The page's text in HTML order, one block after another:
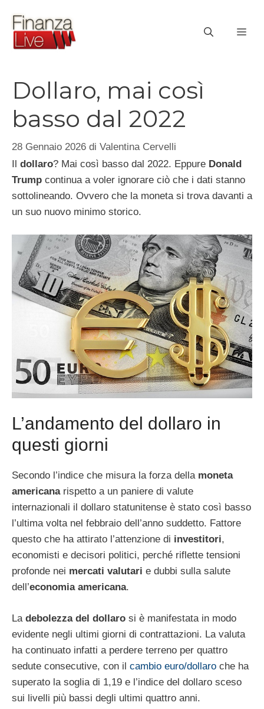
contenuto
Dollaro, mai così
basso dal 2022
28 Gennaio 2026 di Valentina Cervelli
Il dollaro? Mai così basso dal 2022. Eppure Donald
Trump continua a voler ignorare ciò che i dati stanno
sottolineando. Ovvero che la moneta si trova davanti a
un suo nuovo minimo storico.
L’andamento del dollaro in
questi giorni
Secondo l’indice che misura la forza della moneta
americanarispetto a un paniere di valute
internazionali il dollaro statunitense è stato così basso
l’ultima volta nel febbraio dell’anno suddetto. Fattore
questo che ha attirato l’attenzione di investitori,
economisti e decisori politici, perché riflette tensioni
profonde nei mercati valutari e dubbi sulla salute
dell’economia americana.
La debolezza del dollaro si è manifestata in modo
evidente negli ultimi giorni di contrattazioni. La valuta
ha continuato infatti a perdere terreno per quattro
sedute consecutive, con il cambio euro/dollaro che ha
superato la soglia di 1,19 e l’indice del dollaro sceso
sui livelli più bassi degli ultimi quattro anni.